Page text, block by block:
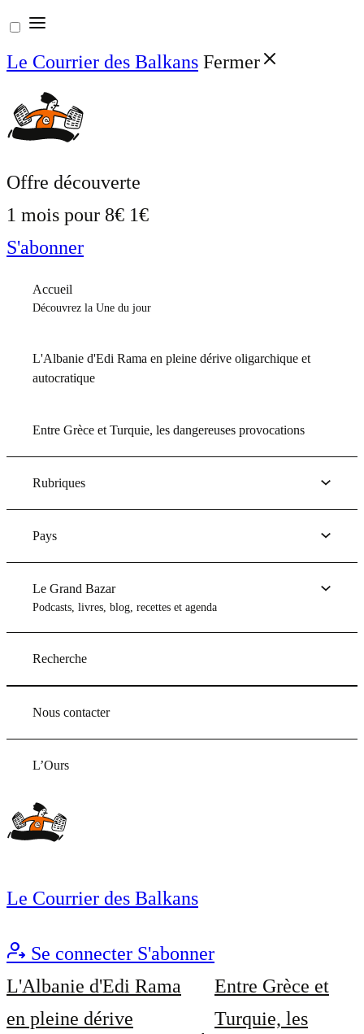
Aller
au
contenu
Le Courrier des Balkans Fermer
Offre découverte
1 mois pour 8€ 1€
S'abonner
Accueil
Découvrez la Une du jour
L'Albanie d'Edi Rama en pleine dérive oligarchique et
autocratique
Entre Grèce et Turquie, les dangereuses provocations
Rubriques
Pays
Le Grand Bazar
Podcasts, livres, blog, recettes et agenda
Recherche
Nous contacter
L’Ours
Le Courrier des Balkans
Se connecter S'abonner
L'Albanie d'Edi Rama
en pleine dérive
Entre Grèce et
Turquie, les